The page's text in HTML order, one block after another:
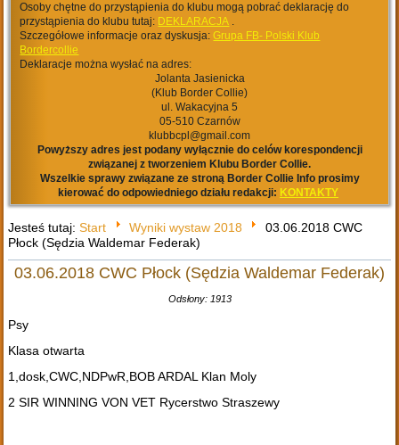
Osoby chętne do przystąpienia do klubu mogą pobrać deklarację do
przystąpienia do klubu tutaj: DEKLARACJA .
Szczegółowe informacje oraz dyskusja:Grupa FB- Polski Klub
Bordercollie
Deklaracje można wysłać na adres:
Jolanta Jasienicka
(Klub Border Collie)
ul. Wakacyjna 5
05-510 Czarnów
klubbcpl@gmail.com
Powyższy adres jest podany wyłącznie do celów korespondencji
związanej z tworzeniem Klubu Border Collie.
Wszelkie sprawy związane ze stroną Border Collie Info prosimy
kierować do odpowiedniego działu redakcji: KONTAKTY
Jesteś tutaj:Start Wyniki wystaw 2018
03.06.2018 CWC
Płock (Sędzia Waldemar Federak)
03.06.2018 CWC Płock (Sędzia Waldemar Federak)
Odsłony: 1913
Psy
Klasa otwarta
1,dosk,CWC,NDPwR,BOB ARDAL Klan Moly
2 SIR WINNING VON VET Rycerstwo Straszewy